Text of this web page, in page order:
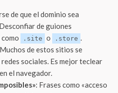
de que el dominio sea
de guiones
.site o .store .
de estos sitios se
sociales. Es mejor teclear
el navegador.
: Frases como «acceso